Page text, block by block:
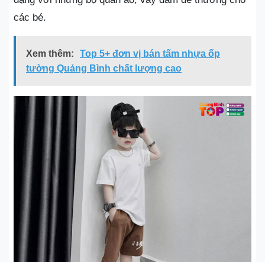
các bé.
Xem thêm:
Top 5+ đơn vị bán tấm nhựa ốp
tường Quảng Bình chất lượng cao